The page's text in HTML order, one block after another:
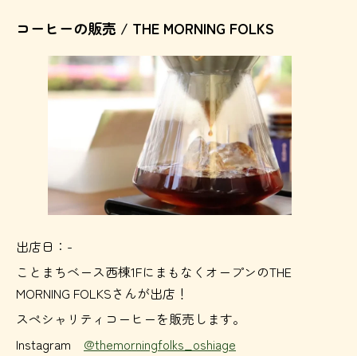
コーヒーの販売 / THE MORNING FOLKS
出店日：-
ことまちベース西棟1FにまもなくオープンのTHE
MORNING FOLKSさんが出店！
スペシャリティコーヒーを販売します。
Instagram @themorningfolks_oshiage